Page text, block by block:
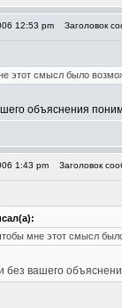
12:53 pm Заголовок
этот смысл было
объяснения
1:43 pm Заголовок
мне этот смысл
без вашего